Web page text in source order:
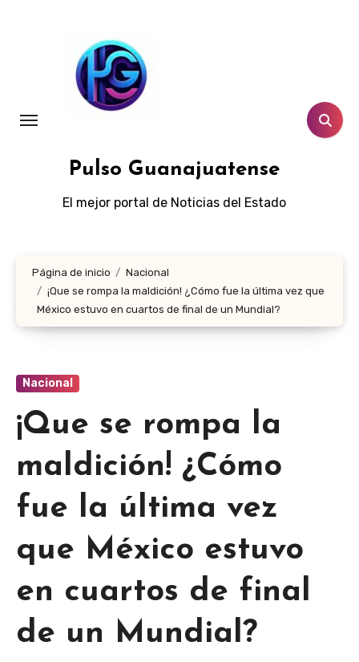
Pulso Guanajuatense
El mejor portal de Noticias del Estado
Página de inicio
Nacional
¡Que se rompa la maldición! ¿Cómo fue la última vez que
México estuvo en cuartos de final de un Mundial?
Nacional
¡Que se rompa la
maldición! ¿Cómo
fue la última vez
que México estuvo
en cuartos de final
de un Mundial?